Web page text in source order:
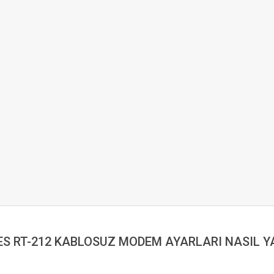
RT-212 KABLOSUZ MODEM AYARLARI NASIL